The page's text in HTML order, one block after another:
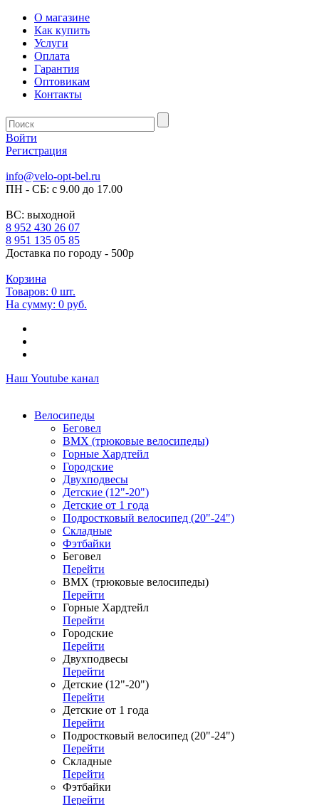
О магазине
Как купить
Услуги
Оплата
Гарантия
Оптовикам
Контакты
Войти
Регистрация
info@velo-opt-bel.ru
ПН - СБ: с 9.00 до 17.00
ВС: выходной
8 952 430 26 07
8 951 135 05 85
Доставка по городу - 500р
Корзина
Товаров: 0 шт.
На сумму: 0 руб.
Наш Youtube канал
Велосипеды
Беговел
ВМХ (трюковые велосипеды)
Горные Хардтейл
Городские
Двухподвесы
Детские (12"-20")
Детские от 1 года
Подростковый велосипед (20"-24")
Складные
Фэтбайки
Беговел
Перейти
ВМХ (трюковые велосипеды)
Перейти
Горные Хардтейл
Перейти
Городские
Перейти
Двухподвесы
Перейти
Детские (12"-20")
Перейти
Детские от 1 года
Перейти
Подростковый велосипед (20"-24")
Перейти
Складные
Перейти
Фэтбайки
Перейти